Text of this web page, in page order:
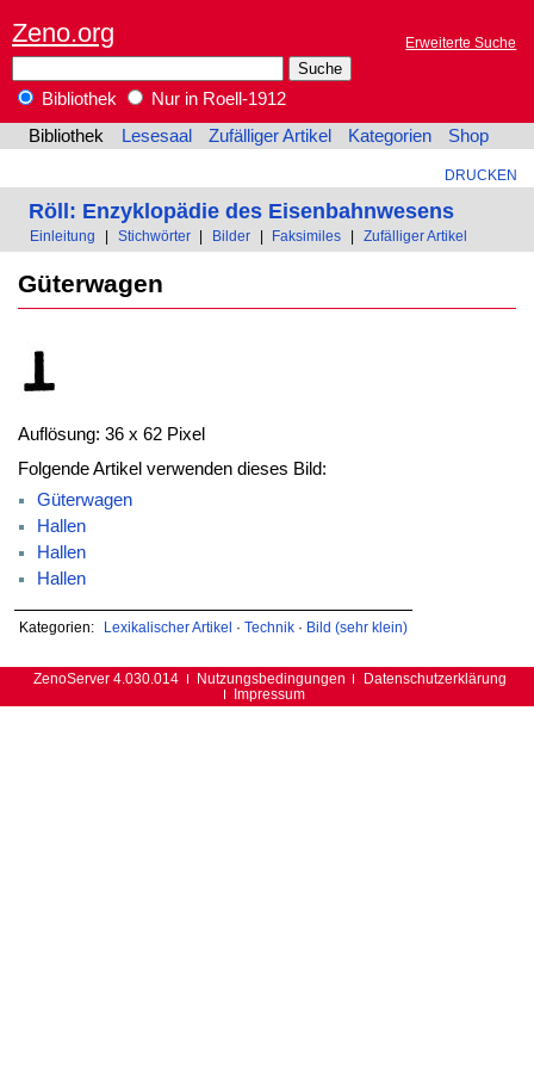
Zeno.org Erweiterte Suche
Bibliothek
Nur in Roell-1912
Bibliothek
Lesesaal Zufälliger Artikel Kategorien Shop
DRUCKEN
Röll: Enzyklopädie des Eisenbahnwesens
Einleitung Stichwörter Bilder Faksimiles Zufälliger Artikel
Güterwagen
Auflösung: 36 x 62 Pixel
Folgende Artikel verwenden dieses Bild:
Güterwagen
Hallen
Hallen
Hallen
Kategorien: Lexikalischer Artikel · Technik· Bild (sehr klein)
ZenoServer 4.030.014 Nutzungsbedingungen
Datenschutzerklärung
Impressum